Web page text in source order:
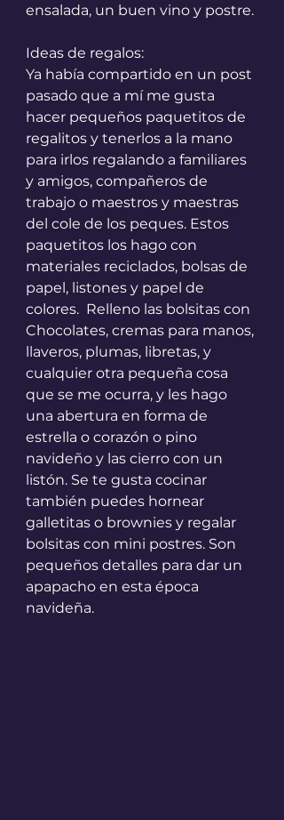
ensalada, un buen vino y postre.
Ideas de regalos:
Ya había compartido en un post
pasado que a mí me gusta
hacer pequeños paquetitos de
regalitos y tenerlos a la mano
para irlos regalando a familiares
y amigos, compañeros de
trabajo o maestros y maestras
del cole de los peques. Estos
paquetitos los hago con
materiales reciclados, bolsas de
papel, listones y papel de
colores.  Relleno las bolsitas con
Chocolates, cremas para manos,
llaveros, plumas, libretas, y
cualquier otra pequeña cosa
que se me ocurra, y les hago
una abertura en forma de
estrella o corazón o pino
navideño y las cierro con un
listón. Se te gusta cocinar
también puedes hornear
galletitas o brownies y regalar
bolsitas con mini postres. Son
pequeños detalles para dar un
apapacho en esta época
navideña.